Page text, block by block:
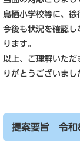
鳥栖小学校等に、徐
今後も状況を確認し
ります。
以上、ご理解いただ
りがとうございまし
提案要旨 令和